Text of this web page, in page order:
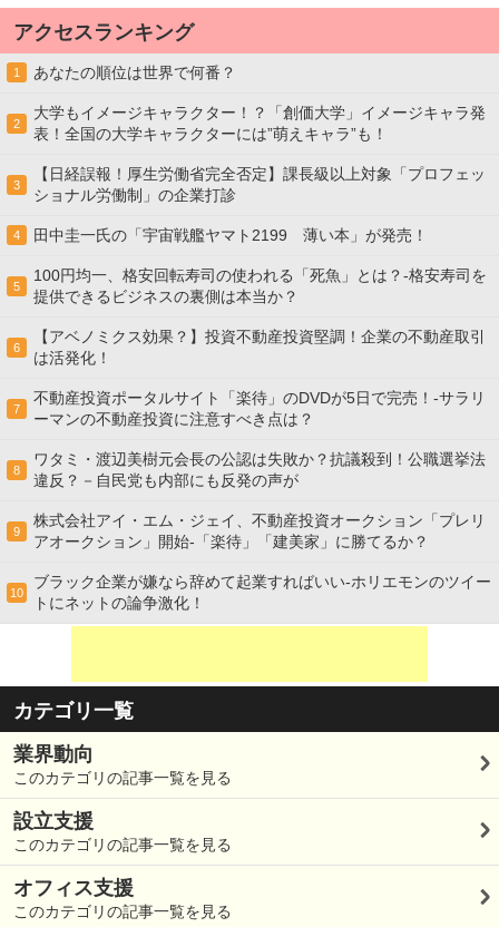
アクセスランキング
1 あなたの順位は世界で何番？
2
大学もイメージキャラクター！？「創価大学」イメージキャラ発
表！全国の大学キャラクターには”萌えキャラ”も！
3
【日経誤報！厚生労働省完全否定】課長級以上対象「プロフェッ
ショナル労働制」の企業打診
4 田中圭一氏の「宇宙戦艦ヤマト2199 薄い本」が発売！
5
100円均一、格安回転寿司の使われる「死魚」とは？-格安寿司を
提供できるビジネスの裏側は本当か？
6
【アベノミクス効果？】投資不動産投資堅調！企業の不動産取引
は活発化！
7
不動産投資ポータルサイト「楽待」のDVDが5日で完売！-サラリ
ーマンの不動産投資に注意すべき点は？
8
ワタミ・渡辺美樹元会長の公認は失敗か？抗議殺到！公職選挙法
違反？－自民党も内部にも反発の声が
9
株式会社アイ・エム・ジェイ、不動産投資オークション「プレリ
アオークション」開始-「楽待」「建美家」に勝てるか？
10
ブラック企業が嫌なら辞めて起業すればいい-ホリエモンのツイー
トにネットの論争激化！
カテゴリ一覧
業界動向
このカテゴリの記事一覧を見る
設立支援
このカテゴリの記事一覧を見る
オフィス支援
このカテゴリの記事一覧を見る